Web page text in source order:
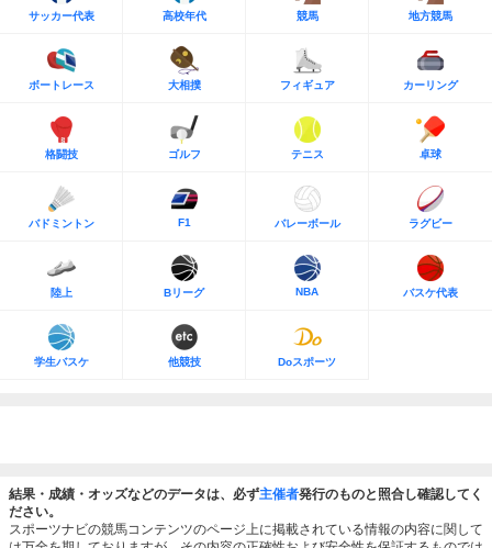
サッカー代表 高校年代 競馬 地方競馬
ボートレース 大相撲 フィギュア カーリング
格闘技 ゴルフ テニス 卓球
バドミントン F1 バレーボール ラグビー
陸上 Bリーグ NBA バスケ代表
学生バスケ 他競技 Doスポーツ
結果・成績・オッズなどのデータは、必ず主催者発行のものと照合し確認してく
ださい。
スポーツナビの競馬コンテンツのページ上に掲載されている情報の内容に関して